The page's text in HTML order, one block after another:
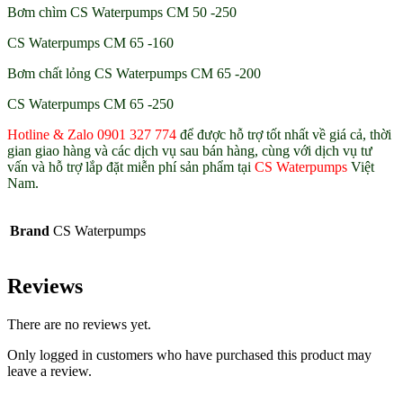
Bơm chìm CS Waterpumps CM 50 -250
CS Waterpumps CM 65 -160
Bơm chất lỏng CS Waterpumps CM 65 -200
CS Waterpumps CM 65 -250
Hotline & Zalo 0901 327 774 để được hỗ trợ tốt nhất về giá cả, thời
gian giao hàng và các dịch vụ sau bán hàng, cùng với dịch vụ tư
vấn và hỗ trợ lắp đặt miễn phí sản phẩm tại CS Waterpumps Việt
Nam.
Brand CS Waterpumps
Reviews
There are no reviews yet.
Only logged in customers who have purchased this product may
leave a review.